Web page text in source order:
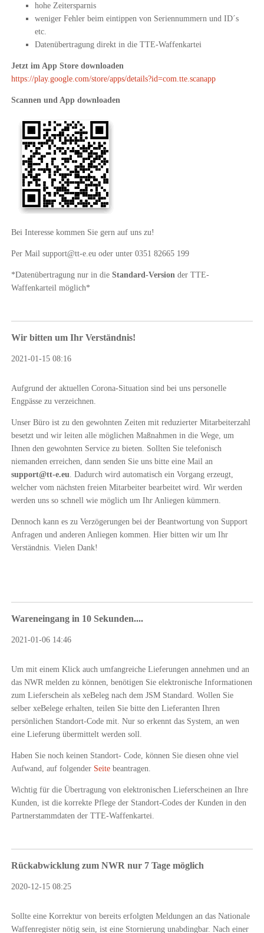
hohe Zeitersparnis
weniger Fehler beim eintippen von Seriennummern und ID´s
etc.
Datenübertragung direkt in die TTE-Waffenkartei
Jetzt im App Store downloaden
https://play.google.com/store/apps/details?id=com.tte.scanapp
Scannen und App downloaden
Bei Interesse kommen Sie gern auf uns zu!
Per Mail support@tt-e.eu oder unter 0351 82665 199
*Datenübertragung nur in dieStandard-Version der TTE-
Waffenkarteil möglich*
Wir bitten um Ihr Verständnis!
2021-01-15 08:16
Aufgrund der aktuellen Corona-Situation sind bei uns personelle
Engpässe zu verzeichnen.
Unser Büro ist zu den gewohnten Zeiten mit reduzierter Mitarbeiterzahl
besetzt und wir leiten alle möglichen Maßnahmen in die Wege, um
Ihnen den gewohnten Service zu bieten. Sollten Sie telefonisch
niemanden erreichen, dann senden Sie uns bitte eine Mail an
support@tt-e.eu . Dadurch wird automatisch ein Vorgang erzeugt,
welcher vom nächsten freien Mitarbeiter bearbeitet wird. Wir werden
werden uns so schnell wie möglich um Ihr Anliegen kümmern.
Dennoch kann es zu Verzögerungen bei der Beantwortung von Support
Anfragen und anderen Anliegen kommen. Hier bitten wir um Ihr
Verständnis. Vielen Dank!
Wareneingang in 10 Sekunden....
2021-01-06 14:46
Um mit einem Klick auch umfangreiche Lieferungen annehmen und an
das NWR melden zu können, benötigen Sie elektronische Informationen
zum Lieferschein als xeBeleg nach dem JSM Standard. Wollen Sie
selber xeBelege erhalten, teilen Sie bitte den Lieferanten Ihren
persönlichen Standort-Code mit. Nur so erkennt das System, an wen
eine Lieferung übermittelt werden soll.
Haben Sie noch keinen Standort- Code, können Sie diesen ohne viel
Aufwand, auf folgender Seite beantragen.
Wichtig für die Übertragung von elektronischen Lieferscheinen an Ihre
Kunden, ist die korrekte Pflege der Standort-Codes der Kunden in den
Partnerstammdaten der TTE-Waffenkartei.
Rückabwicklung zum NWR nur 7 Tage möglich
2020-12-15 08:25
Sollte eine Korrektur von bereits erfolgten Meldungen an das Nationale
Waffenregister nötig sein, ist eine Stornierung unabdingbar. Nach einer